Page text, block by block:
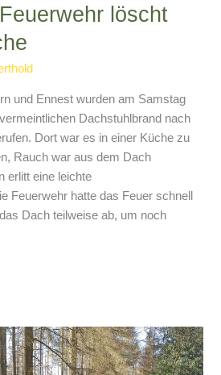
löscht
und Ennest wurden am Samstag
Dachstuhlbrand nach
Dort war es in einer Küche zu
Rauch war aus dem Dach
erlitt eine leichte
Feuerwehr hatte das Feuer schnell
Dach teilweise ab, um noch